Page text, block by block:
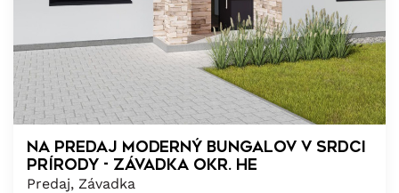
NA PREDAJ MODERNÝ BUNGALOV V SRDCI
PRÍRODY - ZÁVADKA okr. HE
Predaj, Závadka